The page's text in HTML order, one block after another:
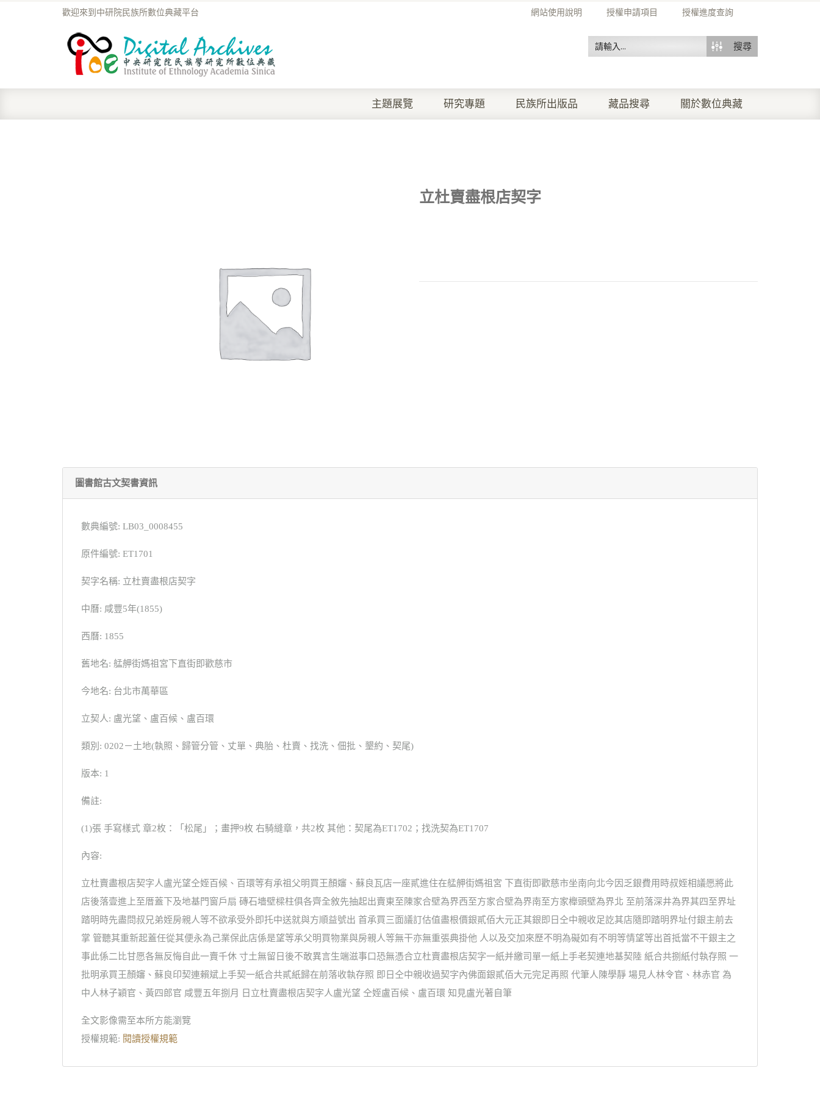
網站使用說明 授權申請項目 授權進度查詢
歡迎來到中研院民族所數位典藏平台
搜尋
主題展覽 研究專題 民族所出版品 藏品搜尋 關於數位典藏
立杜賣盡根店契字
圖書館古文契書資訊
數典編號: LB03_0008455
原件編號: ET1701
契字名稱: 立杜賣盡根店契字
中曆: 咸豐5年(1855)
西曆: 1855
舊地名: 艋舺街媽祖宮下直街即歡慈市
今地名: 台北市萬華區
立契人: 盧光望、盧百候、盧百環
類別: 0202－土地(執照、歸管分管、丈單、典胎、杜賣、找洗、佃批、墾約、契尾)
版本: 1
備註:
(1)張 手寫樣式 章2枚：「松尾」；畫押9枚 右騎縫章，共2枚 其他：契尾為ET1702；找洗契為ET1707
內容:
立杜賣盡根店契字人盧光望仝姪百候、百環等有承祖父明買王顏嬸、蘇良瓦店一座貳進住在艋舺街媽祖宮 下直街即歡慈市坐南向北今因乏銀費用時叔姪相議愿將此
店後落壹進上至厝蓋下及地基門窗戶扇 磚石墻壁樑柱俱各齊全敘先抽起出賣東至陳家合壁為界西至方家合壁為界南至方家櫸頭壁為界北 至前落深井為界其四至界址
踏明時先盡問叔兄弟姪房親人等不欲承受外即托中送就與方順益號出 首承買三面議訂估值盡根價銀貳佰大元正其銀即日仝中親收足訖其店隨即踏明界址付銀主前去
掌 管聽其重新起蓋任從其便永為己業保此店係是望等承父明買物業與房親人等無干亦無重張典掛他 人以及交加來歷不明為礙如有不明等情望等出首抵當不干銀主之
事此係二比甘愿各無反悔自此一賣千休 寸土無留日後不敢異言生端滋事口恐無憑合立杜賣盡根店契字一紙并繳司單一紙上手老契連地基契陸 紙合共捌紙付執存照 一
批明承買王顏嬸、蘇良印契連賴斌上手契一紙合共貳紙歸在前落收執存照 即日仝中親收過契字內佛面銀貳佰大元完足再照 代筆人陳學靜 場見人林令官、林赤官 為
中人林子穎官、黃四郎官 咸豐五年捌月 日立杜賣盡根店契字人盧光望 仝姪盧百候、盧百環 知見盧光著自筆
全文影像需至本所方能瀏覽
授權規範: 閱讀授權規範